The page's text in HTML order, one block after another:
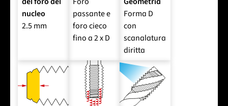
nucleo
2.5 mm
passante e
foro cieco
fino a 2 x D
Forma D
con
scanalatura
diritta